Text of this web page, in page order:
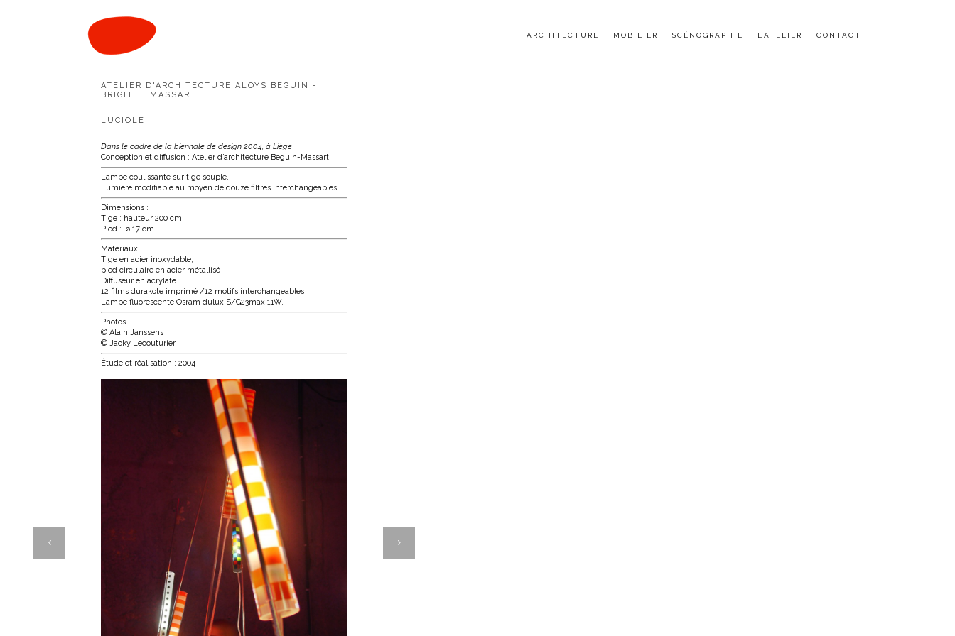
ARCHITECTURE MOBILIER SCÉNOGRAPHIE L’ATELIER CONTACT
241 / Luciole
ATELIER D'ARCHITECTURE ALOYS BEGUIN -
BRIGITTE MASSART
LUCIOLE
Dans le cadre de la biennale de design 2004, à Liège
Conception et diffusion : Atelier d’architecture Beguin-Massart
Lampe coulissante sur tige souple.
Lumière modifiable au moyen de douze filtres interchangeables.
Dimensions :
Tige : hauteur 200 cm.
Pied : ø 17 cm.
Matériaux :
Tige en acier inoxydable,
pied circulaire en acier métallisé
Diffuseur en acrylate
12 films durakote imprimé /12 motifs interchangeables
Lampe fluorescente Osram dulux S/G23max.11W.
Photos :
© Alain Janssens
© Jacky Lecouturier
Étude et réalisation : 2004